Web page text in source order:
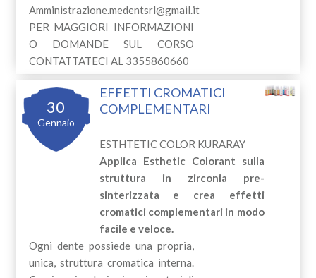
Amministrazione.medentsrl@gmail.it
PER MAGGIORI INFORMAZIONI
O DOMANDE SUL CORSO
CONTATTATECI AL 3355860660
30
Gennaio
EFFETTI CROMATICI
COMPLEMENTARI
ESTHTETIC COLOR KURARAY
Applica Esthetic Colorant sulla
struttura in zirconia pre-
sinterizzata e crea effetti
cromatici complementari in modo
facile e veloce.
Ogni dente possiede una propria,
unica, struttura cromatica interna.